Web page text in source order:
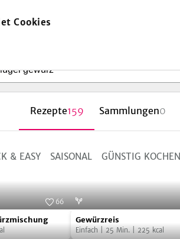
Cookies
Rezepte159 Sammlungen0
& EASY SAISONAL GÜNSTIG KOCHEN
Foto:
66
Gewürzreis
Gewürzreis
Einfach| 25 Min.| 225 kcal